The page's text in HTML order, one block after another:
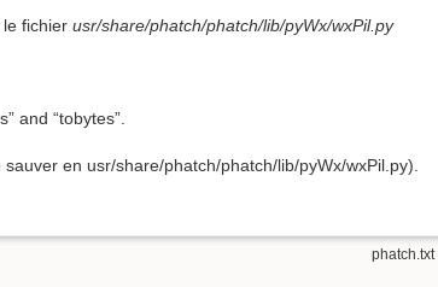
fichier usr/share/phatch/phatch/lib/pyWx/wxPil.py
and “tobytes”.
en usr/share/phatch/phatch/lib/pyWx/wxPil.py).
phatch.txt